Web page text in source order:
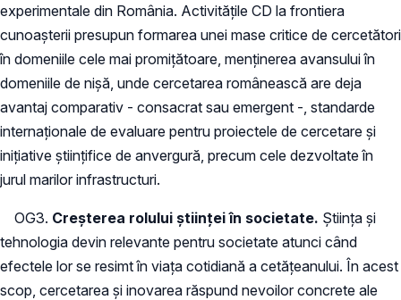
experimentale din România. Activităţile CD la frontiera
cunoaşterii presupun formarea unei mase critice de cercetători
în domeniile cele mai promiţătoare, menţinerea avansului în
domeniile de nişă, unde cercetarea românească are deja
avantaj comparativ - consacrat sau emergent -, standarde
internaţionale de evaluare pentru proiectele de cercetare şi
iniţiative ştiinţifice de anvergură, precum cele dezvoltate în
jurul marilor infrastructuri.
OG3. Creşterea rolului ştiinţei în societate. Ştiinţa şi
tehnologia devin relevante pentru societate atunci când
efectele lor se resimt în viaţa cotidiană a cetăţeanului. În acest
scop, cercetarea şi inovarea răspund nevoilor concrete ale